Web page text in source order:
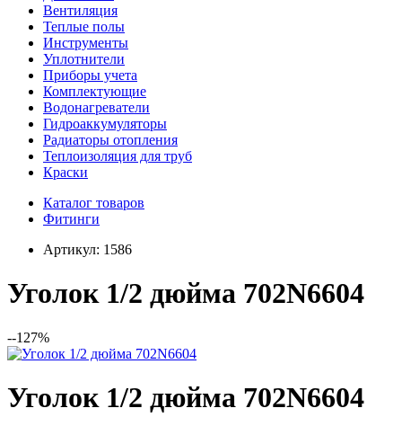
Вентиляция
Теплые полы
Инструменты
Уплотнители
Приборы учета
Комплектующие
Водонагреватели
Гидроаккумуляторы
Радиаторы отопления
Теплоизоляция для труб
Краски
Каталог товаров
Фитинги
Артикул: 1586
Уголок 1/2 дюйма 702N6604
--127%
Уголок 1/2 дюйма 702N6604